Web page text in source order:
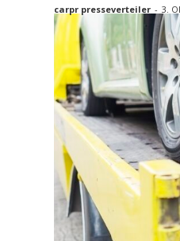
carpr presseverteiler - 3.